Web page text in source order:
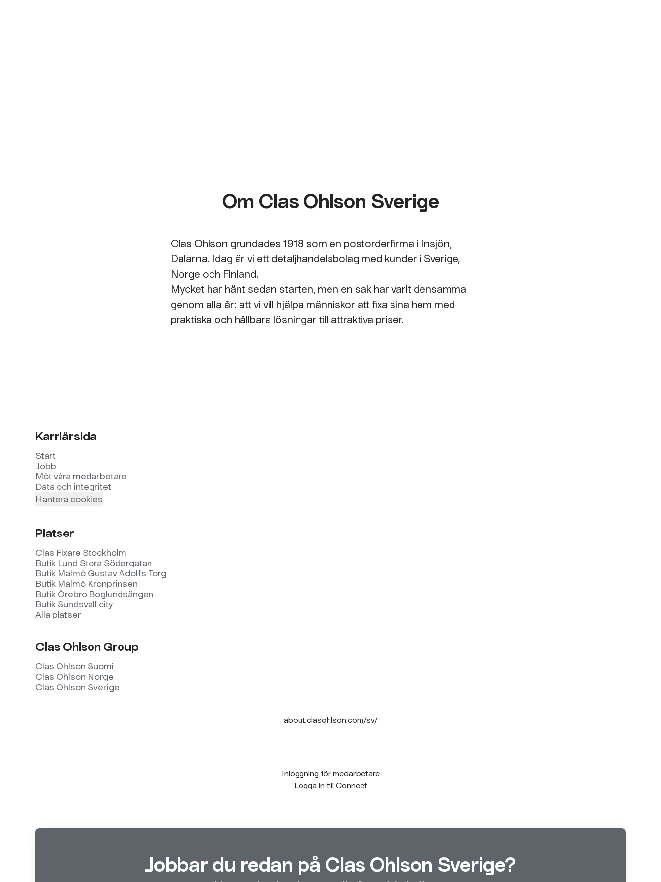
Om Clas Ohlson Sverige
Clas Ohlson grundades 1918 som en postorderfirma i Insjön,
Dalarna. Idag är vi ett detaljhandelsbolag med kunder i Sverige,
Norge och Finland.
Mycket har hänt sedan starten, men en sak har varit densamma
genom alla år: att vi vill hjälpa människor att fixa sina hem med
praktiska och hållbara lösningar till attraktiva priser.
Karriärsida
Start
Jobb
Möt våra medarbetare
Data och integritet
Hantera cookies
Platser
Clas Fixare Stockholm
Butik Lund Stora Södergatan
Butik Malmö Gustav Adolfs Torg
Butik Malmö Kronprinsen
Butik Örebro Boglundsängen
Butik Sundsvall city
Alla platser
Clas Ohlson Group
Clas Ohlson Suomi
Clas Ohlson Norge
Clas Ohlson Sverige
about.clasohlson.com/sv/
Inloggning för medarbetare
Logga in till Connect
Jobbar du redan på Clas Ohlson Sverige?